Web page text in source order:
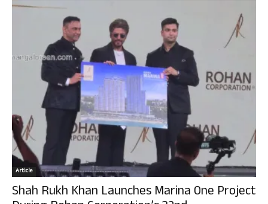
Article
Shah Rukh Khan Launches Marina One Project